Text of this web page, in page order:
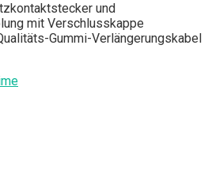
und
mit Verschlusskappe
Gummi-Verlängerungskabel